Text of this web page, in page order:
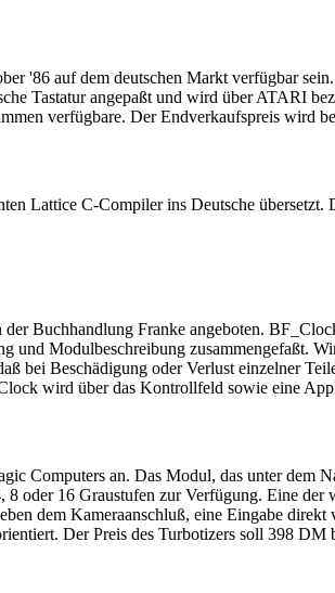
'86 auf dem deutschen Markt verfügbar
Tastatur angepaßt und wird über ATARI
verfügbare. Der Endverkaufspreis wird
Lattice C-Compiler ins Deutsche
Buchhandlung Franke angeboten.
und Modulbeschreibung zusammengefaßt.
bei Beschädigung oder Verlust einzelner
wird über das Kontrollfeld sowie eine
Computers an. Das Modul, das unter
oder 16 Graustufen zur Verfügung. Eine
dem Kameraanschluß, eine Eingabe
Der Preis des Turbotizers soll 398 DM